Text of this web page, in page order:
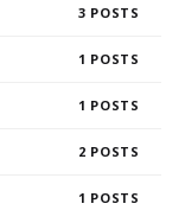
3
1
1
2
1